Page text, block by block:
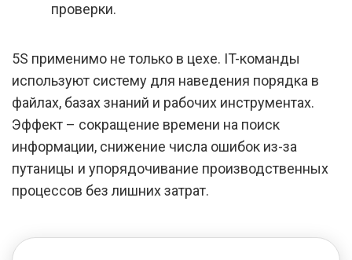
проверки.
5S применимо не только в цехе. IT-команды
используют систему для наведения порядка в
файлах, базах знаний и рабочих инструментах.
Эффект – сокращение времени на поиск
информации, снижение числа ошибок из-за
путаницы и упорядочивание производственных
процессов без лишних затрат.